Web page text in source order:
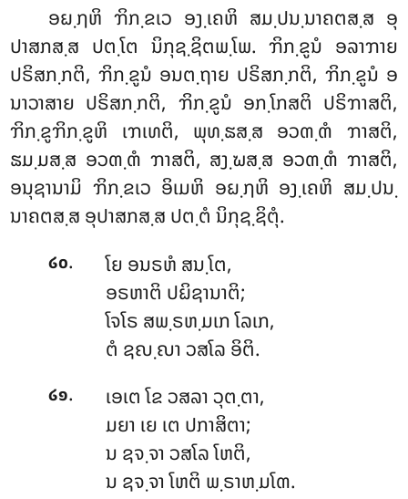
ອຏ຺ຐຫິ ຠິກ຺ຂເວ ອງ຺ເຄຫິ ສມ຺ປນ຺ນາຄຕສ຺ສ ອຸ
ປາສກສ຺ສ ປຕ຺ໂຕ ນິກຸຊ຺ຊິຕພ຺ໂພ. ຠິກ຺ຂູນໍ ອລາຠາຍ
ປຣິສກ຺ກຕິ, ຠິກ຺ຂູນໍ ອນຕ຺ຖາຍ ປຣິສກ຺ກຕິ, ຠິກ຺ຂູນໍ ອ
ນາວາສາຍ ປຣິສກ຺ກຕິ, ຠິກ຺ຂູນໍ ອກ຺ໂກສຕິ ປຣິຠາສຕິ,
ຠິກ຺ຂູຠິກ຺ຂູຫິ ເຠເທຕິ, ພຸທ຺ຘສ຺ສ ອວຓ຺ຓໍ ຠາສຕິ,
ຘມ຺ມສ຺ສ ອວຓ຺ຓໍ ຠາສຕິ, ສງ຺ຆສ຺ສ ອວຓ຺ຓໍ ຠາສຕິ,
ອນຸຊານາມິ ຠິກ຺ຂເວ ອິເມຫິ ອຏ຺ຐຫິ ອງ຺ເຄຫິ ສມ຺ປນ຺
ນາຄຕສ຺ສ ອຸປາສກສ຺ສ ປຕ຺ຕໍ ນິກຸຊ຺ຊິຕຸໍ.
໒໐. ໂຍ ອນຣຫໍ ສນ຺ໂຕ,
ອຣຫາຕິ ປຏິຊານາຕິ;
ໂຈໂຣ ສພ຺ຣຫ຺ມເກ ໂລເກ,
ຕໍ ຊຎ຺ຎາ ວສໂລ ອິຕິ.
໒໑. ເອເຕໂຂ ວສລາ ວຸຕ຺ຕາ,
ມຍາ ເຍ ເຕ ປກາສິຕາ;
ນ ຊຈ຺ຈາ ວສໂລ ໂຫຕິ,
ນ ຊຈ຺ຈາ ໂຫຕິ ພ຺ຣາຫ຺ມໂຓ.